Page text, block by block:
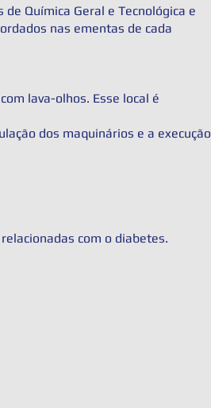
Química Geral e Tecnológica e
nas ementas de cada
lava-olhos. Esse local é
dos maquinários e a execução
com o diabetes.